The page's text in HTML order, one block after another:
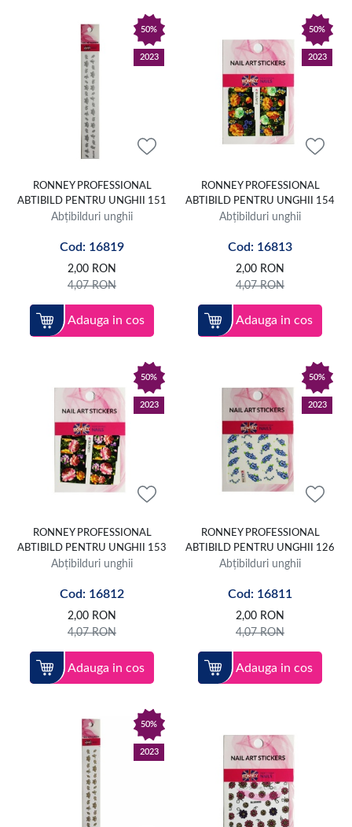
50%
2023
RONNEY PROFESSIONAL
ABTIBILD PENTRU UNGHII 151
Abțibilduri unghii
Cod: 16819
2,00 RON
4,07RON
Adauga in cos
50%
2023
RONNEY PROFESSIONAL
ABTIBILD PENTRU UNGHII 154
Abțibilduri unghii
Cod: 16813
2,00 RON
4,07RON
Adauga in cos
50%
2023
RONNEY PROFESSIONAL
ABTIBILD PENTRU UNGHII 153
Abțibilduri unghii
Cod: 16812
2,00 RON
4,07RON
Adauga in cos
50%
2023
RONNEY PROFESSIONAL
ABTIBILD PENTRU UNGHII 126
Abțibilduri unghii
Cod: 16811
2,00 RON
4,07RON
Adauga in cos
50%
2023